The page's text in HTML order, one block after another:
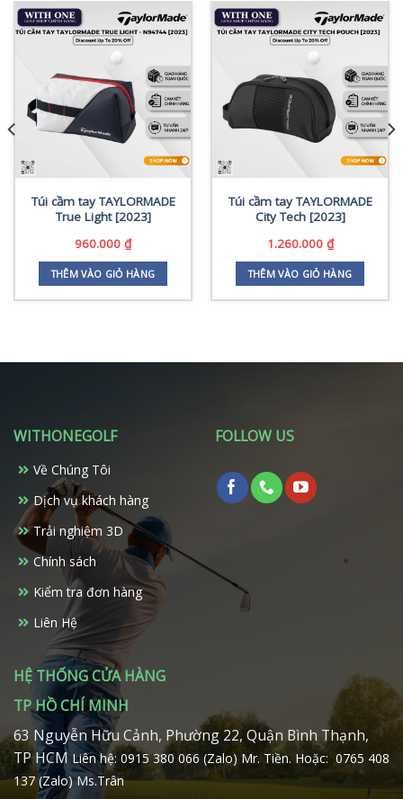
Túi cầm tay TAYLORMADE
True Light [2023]
960.000 ₫
THÊM VÀO GIỎ HÀNG
Túi cầm tay TAYLORMADE
City Tech [2023]
1.260.000 ₫
THÊM VÀO GIỎ HÀNG
WITHONEGOLF
Về Chúng Tôi
Dịch vụ khách hàng
Trải nghiệm 3D
Chính sách
Kiểm tra đơn hàng
Liên Hệ
FOLLOW US
HỆ THỐNG CỬA HÀNG
TP HỒ CHÍ MINH
63 Nguyễn Hữu Cảnh, Phường 22, Quận Bình Thạnh,
TP HCMLiên hệ: 0915 380 066 (Zalo) Mr. Tiền. Hoặc: 0765 408
137 (Zalo) Ms.Trân